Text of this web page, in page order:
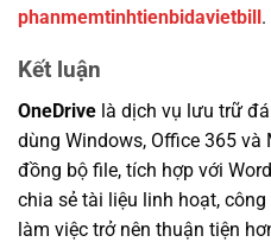
phanmemtinhtienbidavietbill.
Kết luận
OneDrive là dịch vụ lưu trữ
dùng Windows, Office 365
đồng bộ file, tích hợp với
chia sẻ tài liệu linh hoạt,
làm việc trở nên thuận tiện